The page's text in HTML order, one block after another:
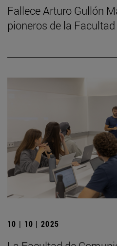
Fallece Arturo Gullón
pioneros de la
10 | 10 | 2025